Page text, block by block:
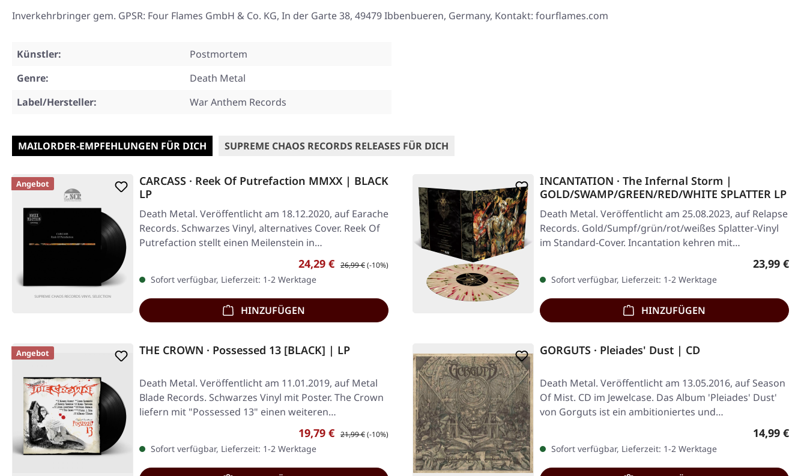
Inverkehrbringer gem. GPSR: Four Flames GmbH & Co. KG, In der Garte 38, 49479 Ibbenbueren, Germany, Kontakt: fourflames.com
Künstler:
Postmortem
Genre:
Death Metal
Label/Hersteller:
War Anthem Records
MAILORDER-EMPFEHLUNGEN FÜR DICH SUPREME CHAOS RECORDS RELEASES FÜR DICH
Angebot
CARCASS · Reek Of Putrefaction MMXX | BLACK
LP
Death Metal. Veröffentlicht am 18.12.2020, auf Earache
Records. Schwarzes Vinyl, alternatives Cover. Reek Of
Putrefaction stellt einen Meilenstein in…
Verkaufspreis:
24,29 € Regulärer Preis:
26,99 €(-10%)
Sofort verfügbar, Lieferzeit: 1-2 Werktage
HINZUFÜGEN
INCANTATION · The Infernal Storm |
GOLD/SWAMP/GREEN/RED/WHITE SPLATTER LP
Death Metal. Veröffentlicht am 25.08.2023, auf Relapse
Records. Gold/Sumpf/grün/rot/weißes Splatter-Vinyl
im Standard-Cover. Incantation kehren mit…
Regulärer
23,99 €
Sofort verfügbar, Lieferzeit: 1-2 Werktage
HINZUFÜGEN
Angebot THE CROWN · Possessed 13 [BLACK] | LP
Death Metal. Veröffentlicht am 11.01.2019, auf Metal
Blade Records. Schwarzes Vinyl mit Poster. The Crown
liefern mit "Possessed 13" einen weiteren…
Verkaufspreis:
19,79 € Regulärer Preis:
21,99 €(-10%)
Sofort verfügbar, Lieferzeit: 1-2 Werktage
GORGUTS · Pleiades' Dust | CD
Death Metal. Veröffentlicht am 13.05.2016, auf Season
Of Mist. CD im Jewelcase. Das Album 'Pleiades' Dust'
von Gorguts ist ein ambitioniertes und…
Regulärer
14,99 €
Sofort verfügbar, Lieferzeit: 1-2 Werktage